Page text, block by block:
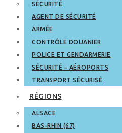
SÉCURITÉ
AGENT DE SÉCURITÉ
ARMÉE
CONTRÔLE DOUANIER
POLICE ET GENDARMERIE
SÉCURITÉ – AÉROPORTS
TRANSPORT SÉCURISÉ
RÉGIONS
ALSACE
BAS-RHIN (67)